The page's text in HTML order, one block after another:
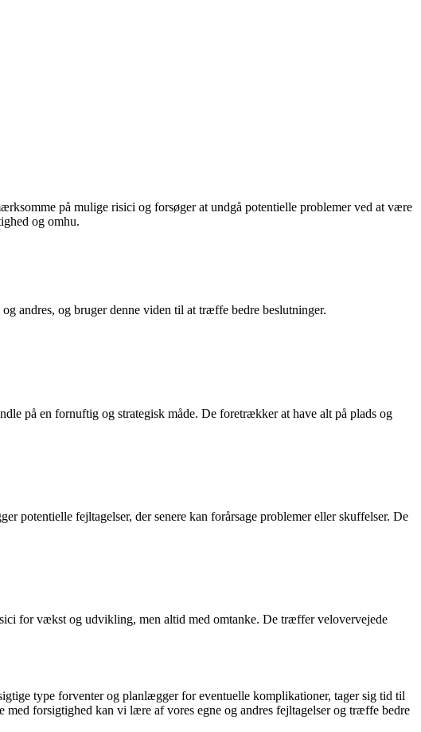
på mulige risici og forsøger at undgå potentielle problemer ved at være
og omhu.
andres, og bruger denne viden til at træffe bedre beslutninger.
på en fornuftig og strategisk måde. De foretrækker at have alt på plads og
potentielle fejltagelser, der senere kan forårsage problemer eller skuffelser. De
for vækst og udvikling, men altid med omtanke. De træffer velovervejede
type forventer og planlægger for eventuelle komplikationer, tager sig tid til
forsigtighed kan vi lære af vores egne og andres fejltagelser og træffe bedre